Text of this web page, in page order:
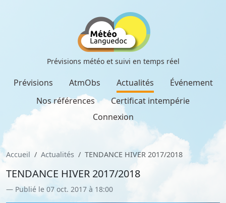
Prévisions météo et suivi en temps réel
Prévisions AtmObs Actualités
Événement
Nos références
Certificat intempérie
Connexion
Accueil Actualités TENDANCE HIVER 2017/2018
TENDANCE HIVER 2017/2018
Publié le 07 oct. 2017 à 18:00